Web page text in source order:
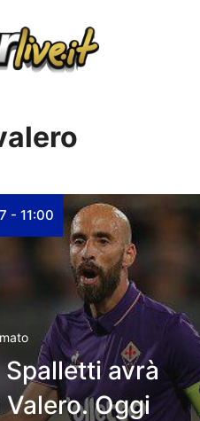
- 11:00
Spalletti avrà
Valero. Oggi